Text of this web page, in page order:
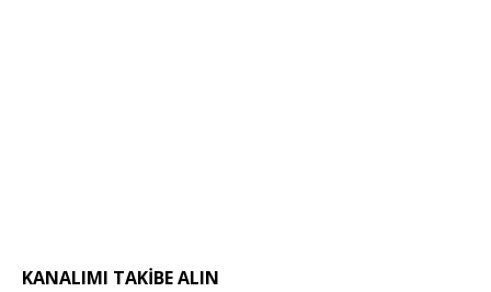
KANALIMI TAKIBE ALIN